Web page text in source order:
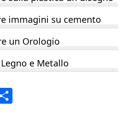
immagini su cemento
un Orologio
e Metallo​